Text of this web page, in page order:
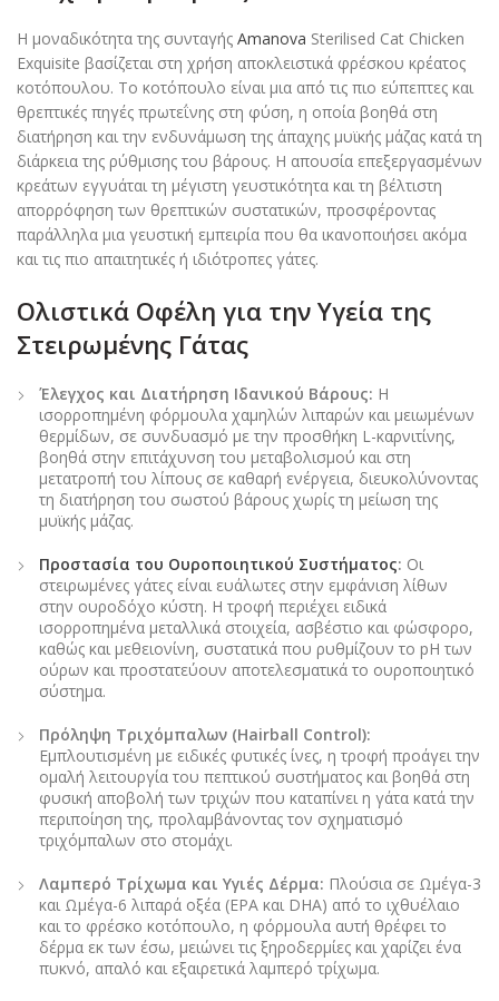
Η μοναδικότητα της συνταγής Amanova Sterilised Cat Chicken
Exquisite βασίζεται στη χρήση αποκλειστικά φρέσκου κρέατος
κοτόπουλου. Το κοτόπουλο είναι μια από τις πιο εύπεπτες και
θρεπτικές πηγές πρωτεΐνης στη φύση, η οποία βοηθά στη
διατήρηση και την ενδυνάμωση της άπαχης μυϊκής μάζας κατά τη
διάρκεια της ρύθμισης του βάρους. Η απουσία επεξεργασμένων
κρεάτων εγγυάται τη μέγιστη γευστικότητα και τη βέλτιστη
απορρόφηση των θρεπτικών συστατικών, προσφέροντας
παράλληλα μια γευστική εμπειρία που θα ικανοποιήσει ακόμα
και τις πιο απαιτητικές ή ιδιότροπες γάτες.
Ολιστικά Οφέλη για την Υγεία της
Στειρωμένης Γάτας
Έλεγχος και Διατήρηση Ιδανικού Βάρους: Η
ισορροπημένη φόρμουλα χαμηλών λιπαρών και μειωμένων
θερμίδων, σε συνδυασμό με την προσθήκη L-καρνιτίνης,
βοηθά στην επιτάχυνση του μεταβολισμού και στη
μετατροπή του λίπους σε καθαρή ενέργεια, διευκολύνοντας
τη διατήρηση του σωστού βάρους χωρίς τη μείωση της
μυϊκής μάζας.
Προστασία του Ουροποιητικού Συστήματος: Οι
στειρωμένες γάτες είναι ευάλωτες στην εμφάνιση λίθων
στην ουροδόχο κύστη. Η τροφή περιέχει ειδικά
ισορροπημένα μεταλλικά στοιχεία, ασβέστιο και φώσφορο,
καθώς και μεθειονίνη, συστατικά που ρυθμίζουν το pH των
ούρων και προστατεύουν αποτελεσματικά το ουροποιητικό
σύστημα.
Πρόληψη Τριχόμπαλων (Hairball Control):
Εμπλουτισμένη με ειδικές φυτικές ίνες, η τροφή προάγει την
ομαλή λειτουργία του πεπτικού συστήματος και βοηθά στη
φυσική αποβολή των τριχών που καταπίνει η γάτα κατά την
περιποίηση της, προλαμβάνοντας τον σχηματισμό
τριχόμπαλων στο στομάχι.
Λαμπερό Τρίχωμα και Υγιές Δέρμα: Πλούσια σε Ωμέγα-3
και Ωμέγα-6 λιπαρά οξέα (EPA και DHA) από το ιχθυέλαιο
και το φρέσκο κοτόπουλο, η φόρμουλα αυτή θρέφει το
δέρμα εκ των έσω, μειώνει τις ξηροδερμίες και χαρίζει ένα
πυκνό, απαλό και εξαιρετικά λαμπερό τρίχωμα.